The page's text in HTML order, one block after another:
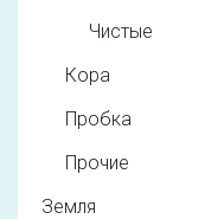
Чистые
Кора
Пробка
Прочие
Земля